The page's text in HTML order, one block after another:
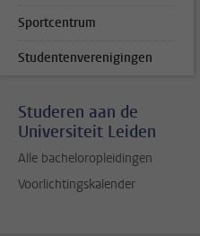
Sportcentrum
Studentenverenigingen
Studeren aan de
Universiteit Leiden
Alle bacheloropleidingen
Voorlichtingskalender